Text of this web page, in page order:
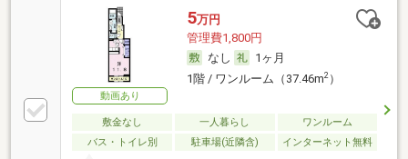
動画あり
5万円
管理費1,800円
なし
1ヶ月
1階 / ワンルーム（37.46m2）
敷金なし 一人暮らし
ワンルーム
バス・トイレ別
駐車場(近隣含) インターネット無料